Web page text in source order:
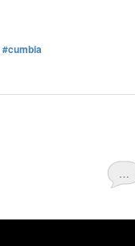
#cumbia
…